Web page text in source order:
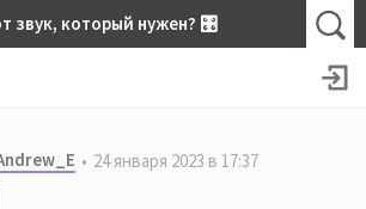
звук, который нужен? 🎛
24 января 2023 в 17:37